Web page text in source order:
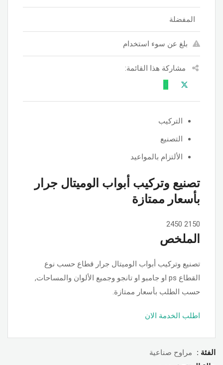
المفضلة
بلغ عن سوء استخدام
مشاركة هذا القائمة:
التركيب
التصنيع
الألتزام بالمواعيد
تصنيع وتركيب أبواب الوميتال جرار
بأسعار ممتازة
2150
2450
الملخص
تصنيع وتركيب أبواب الوميتال جرار قطاع حسب نوع
القطاع ps او جامبو او تانجو وجميع الألوان والمساحات,
حسب الطلب بأسعار ممتازة.
اطلب الخدمة الان
الفئة :
مراوح صناعية